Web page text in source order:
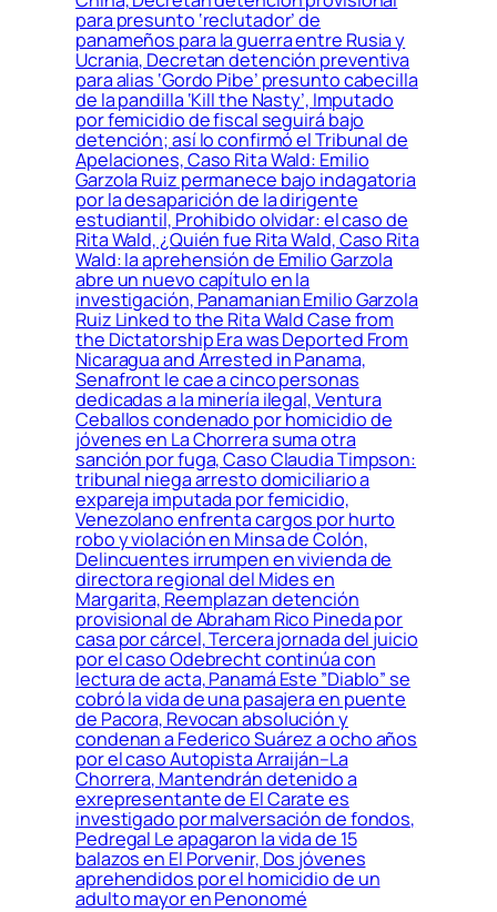
para presunto ‘reclutador’ de
panameños para la guerra entre Rusia y
Ucrania, Decretan detención preventiva
para alias ‘Gordo Pibe’ presunto cabecilla
de la pandilla ‘Kill the Nasty’, Imputado
por femicidio de fiscal seguirá bajo
detención; así lo confirmó el Tribunal de
Apelaciones, Caso Rita Wald: Emilio
Garzola Ruiz permanece bajo indagatoria
por la desaparición de la dirigente
estudiantil, Prohibido olvidar: el caso de
Rita Wald, ¿Quién fue Rita Wald, Caso Rita
Wald: la aprehensión de Emilio Garzola
abre un nuevo capítulo en la
investigación, Panamanian Emilio Garzola
Ruiz Linked to the Rita Wald Case from
the Dictatorship Era was Deported From
Nicaragua and Arrested in Panama,
Senafront le cae a cinco personas
dedicadas a la minería ilegal, Ventura
Ceballos condenado por homicidio de
jóvenes en La Chorrera suma otra
sanción por fuga, Caso Claudia Timpson:
tribunal niega arresto domiciliario a
expareja imputada por femicidio,
Venezolano enfrenta cargos por hurto
robo y violación en Minsa de Colón,
Delincuentes irrumpen en vivienda de
directora regional del Mides en
Margarita, Reemplazan detención
provisional de Abraham Rico Pineda por
casa por cárcel, Tercera jornada del juicio
por el caso Odebrecht continúa con
lectura de acta, Panamá Este ”Diablo” se
cobró la vida de una pasajera en puente
de Pacora, Revocan absolución y
condenan a Federico Suárez a ocho años
por el caso Autopista Arraiján–La
Chorrera, Mantendrán detenido a
exrepresentante de El Carate es
investigado por malversación de fondos,
Pedregal Le apagaron la vida de 15
balazos en El Porvenir, Dos jóvenes
aprehendidos por el homicidio de un
adulto mayor en Penonomé